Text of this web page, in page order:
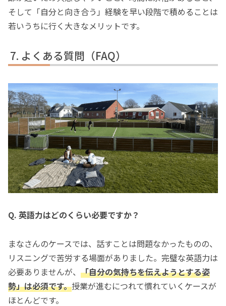
そして「自分と向き合う」経験を早い段階で積めることは
若いうちに行く大きなメリットです。
よくある質問（FAQ）
Q. 英語力はどのくらい必要ですか？
まなさんのケースでは、話すことは問題なかったものの、
リスニングで苦労する場面がありました。完璧な英語力は
必要ありませんが、 「自分の気持ちを伝えようとする姿
勢」は必須です。授業が進むにつれて慣れていくケースが
ほとんどです。